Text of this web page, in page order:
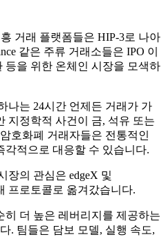
거래 플랫폼들은 HIP-3로 나아
같은 주류 거래소들은 IPO 이
등을 위한 온체인 시장을 모색하
나는 24시간 언제든 거래가 가
지정학적 사건이 금, 석유 또는
호화폐 거래자들은 전통적인
적으로 대응할 수 있습니다.
장의 관심은 edgeX 및
프로토콜로 옮겨갔습니다.
히 더 높은 레버리지를 제공하는
. 팀들은 담보 모델, 실행 속도,